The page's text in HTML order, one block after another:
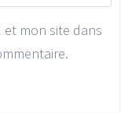
et mon site dans